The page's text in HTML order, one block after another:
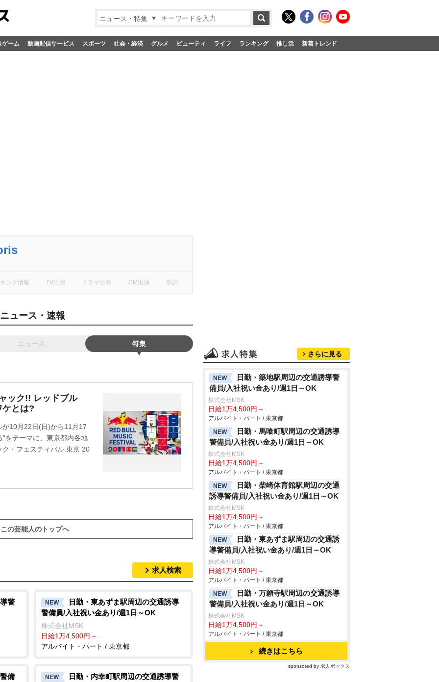
ニュース・特集
ゲーム 動画配信サービス スポーツ 社会・経済 グルメ ビューティ ライフ ランキング 推し活 新着トレンド
ング情報 TV出演 ドラマ出演 CM出演 歌詞
ュース・速報
ニュース 特集
ック!! レッドブル
ケとは?
10月22日(日)から11月17
をテーマに、東京都内各地
・フェスティバル 東京 20
この芸能人のトップへ
求人検索
警 NEW
日勤・東あずま駅周辺の交通誘導
警備員/入社祝い金あり/週1日～OK
株式会社MSK
日給1万4,500円～
アルバイト・パート / 東京都
備 NEW
日勤・内幸町駅周辺の交通誘導警
さらに見る
NEW
日勤・築地駅周辺の交通誘導警
備員/入社祝い金あり/週1日～OK
株式会社MSK
日給1万4,500円～
アルバイト・パート / 東京都
NEW
日勤・馬喰町駅周辺の交通誘導
警備員/入社祝い金あり/週1日～OK
株式会社MSK
日給1万4,500円～
アルバイト・パート / 東京都
NEW
日勤・柴崎体育館駅周辺の交通
誘導警備員/入社祝い金あり/週1日～OK
株式会社MSK
日給1万4,500円～
アルバイト・パート / 東京都
NEW
日勤・東あずま駅周辺の交通誘
導警備員/入社祝い金あり/週1日～OK
株式会社MSK
日給1万4,500円～
アルバイト・パート / 東京都
NEW
日勤・万願寺駅周辺の交通誘導
警備員/入社祝い金あり/週1日～OK
株式会社MSK
日給1万4,500円～
アルバイト・パート / 東京都
続きはこちら
sponsored by 求人ボックス